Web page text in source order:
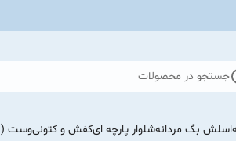
جستجو در محصولات
اسلش بگ مردانهشلوار پارچه ایکفش و کتونیوست ( west ) مردانه